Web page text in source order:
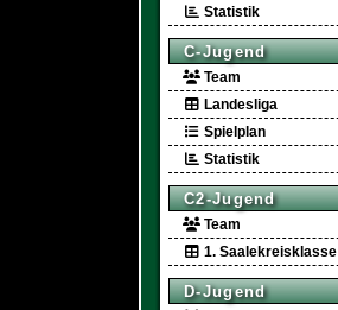
Statistik
C-Jugend
Team
Landesliga
Spielplan
Statistik
C2-Jugend
Team
1. Saalekreisklasse
D-Jugend